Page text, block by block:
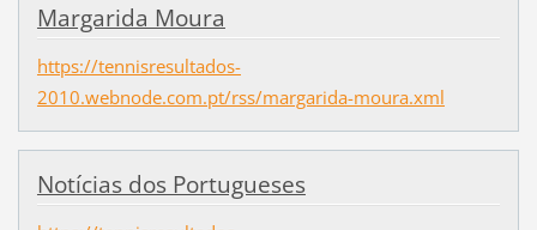
Margarida Moura
https://tennisresultados-
2010.webnode.com.pt/rss/margarida-moura.xml
Notícias dos Portugueses